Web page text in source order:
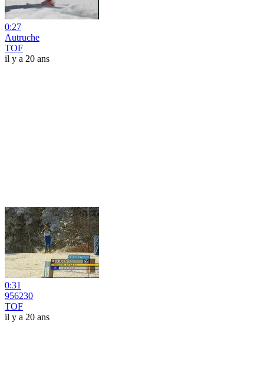
0:27
Autruche
TOF
il y a 20 ans
0:31
956230
TOF
il y a 20 ans